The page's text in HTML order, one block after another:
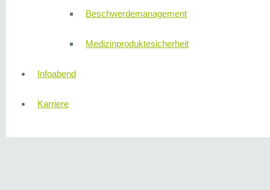
Beschwerdemanagement
Medizinproduktesicherheit
Infoabend
Karriere